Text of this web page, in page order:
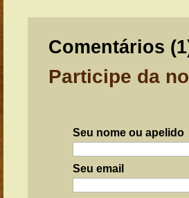
Comentários (1
Participe da
Seu nome ou apelido
Seu email